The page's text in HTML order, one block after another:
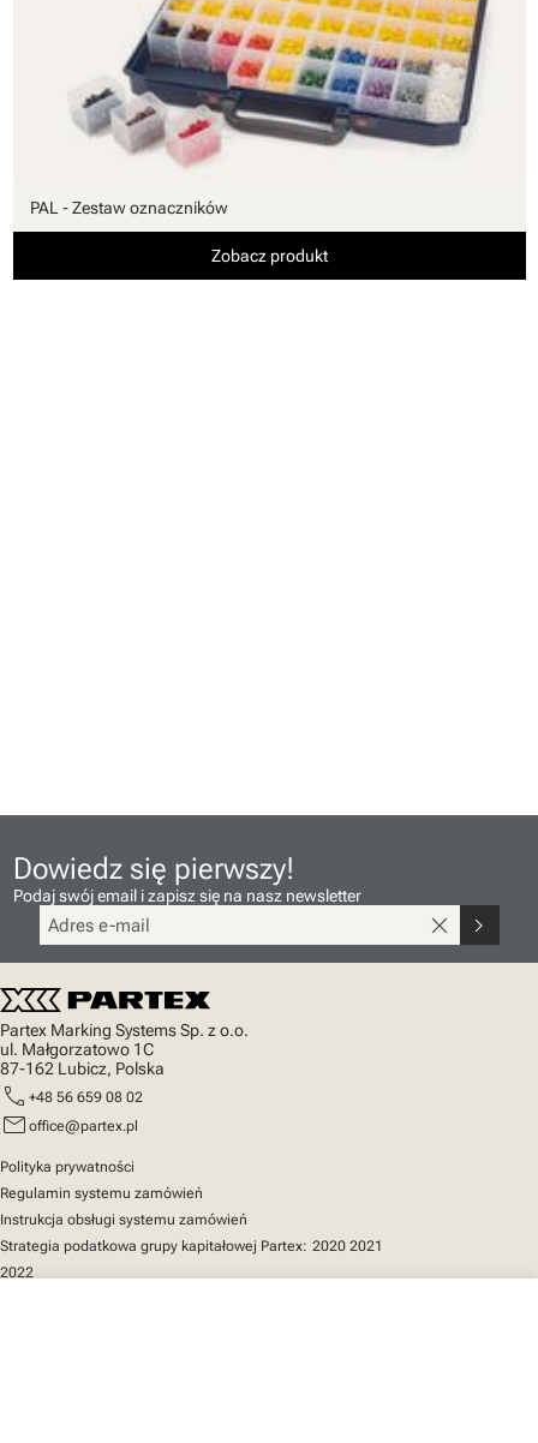
PAL - Zestaw oznaczników
Zobacz produkt
Dowiedz się pierwszy!
Podaj swój email i zapisz się na nasz newsletter
close chevron_right
Partex Marking Systems Sp. z o.o.
ul. Małgorzatowo 1C
87-162 Lubicz, Polska
call +48 56 659 08 02
mail office@partex.pl
Polityka prywatności
Regulamin systemu zamówień
Instrukcja obsługi systemu zamówień
Strategia podatkowa grupy kapitałowej Partex: 2020 2021
2022